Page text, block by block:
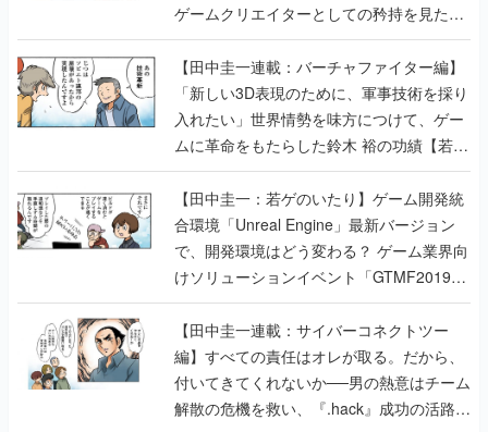
ゲームクリエイターとしての矜持を見た
【若ゲのいたり最終回】
【田中圭一連載：バーチャファイター編】
「新しい3D表現のために、軍事技術を採り
入れたい」世界情勢を味方につけて、ゲー
ムに革命をもたらした鈴木 裕の功績【若ゲ
のいたり】
【田中圭一：若ゲのいたり】ゲーム開発統
合環境「Unreal Engine」最新バージョン
で、開発環境はどう変わる？ ゲーム業界向
けソリューションイベント「GTMF2019」
に行って、より理解を深めよう【PR】
【田中圭一連載：サイバーコネクトツー
編】すべての責任はオレが取る。だから、
付いてきてくれないか──男の熱意はチーム
解散の危機を救い、『.hack』成功の活路を